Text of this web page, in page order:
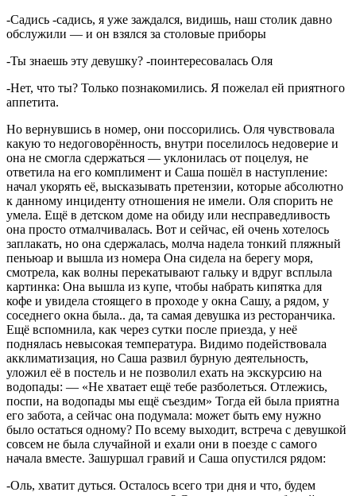
-Садись -садись, я уже заждался, видишь, наш столик давно
обслужили — и он взялся за столовые приборы
-Ты знаешь эту девушку? -поинтересовалась Оля
-Нет, что ты? Только познакомились. Я пожелал ей приятного
аппетита.
Но вернувшись в номер, они поссорились. Оля чувствовала
какую то недоговорённость, внутри поселилось недоверие и
она не смогла сдержаться — уклонилась от поцелуя, не
ответила на его комплимент и Саша пошёл в наступление:
начал укорять её, высказывать претензии, которые абсолютно
к данному инциденту отношения не имели. Оля спорить не
умела. Ещё в детском доме на обиду или несправедливость
она просто отмалчивалась. Вот и сейчас, ей очень хотелось
заплакать, но она сдержалась, молча надела тонкий пляжный
пеньюар и вышла из номера Она сидела на берегу моря,
смотрела, как волны перекатывают гальку и вдруг всплыла
картинка: Она вышла из купе, чтобы набрать кипятка для
кофе и увидела стоящего в проходе у окна Сашу, а рядом, у
соседнего окна была.. да, та самая девушка из ресторанчика.
Ещё вспомнила, как через сутки после приезда, у неё
поднялась невысокая температура. Видимо подействовала
акклиматизация, но Саша развил бурную деятельность,
уложил её в постель и не позволил ехать на экскурсию на
водопады: — «Не хватает ещё тебе разболеться. Отлежись,
поспи, на водопады мы ещё съездим» Тогда ей была приятна
его забота, а сейчас она подумала: может быть ему нужно
было остаться одному? По всему выходит, встреча с девушкой
совсем не была случайной и ехали они в поезде с самого
начала вместе. Зашуршал гравий и Саша опустился рядом:
-Оль, хватит дуться. Осталось всего три дня и что, будем